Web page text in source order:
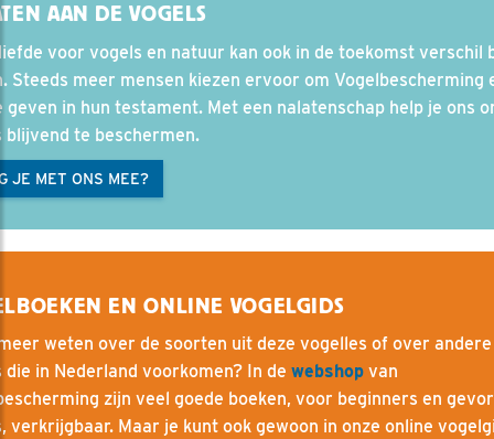
AAN DE VOGELS
voor vogels en natuur kan ook in de toekomst verschil
Steeds meer mensen kiezen ervoor om Vogelbescherming
geven in hun testament. Met een nalatenschap help je ons
blijvend te beschermen.
JE MET ONS MEE?
EN ONLINE VOGELGIDS
weten over de soorten uit deze vogelles of over andere
die in Nederland voorkomen? In de webshop van
zijn veel goede boeken, voor beginners en
verkrijgbaar. Maar je kunt ook gewoon in onze online